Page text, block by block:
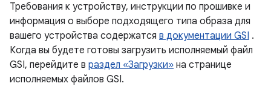
Требования к устройству, инструкции по прошивке и
информация о выборе подходящего типа образа для
вашего устройства содержатся в документации GSI .
Когда вы будете готовы загрузить исполняемый файл
GSI, перейдите в раздел «Загрузки» на странице
исполняемых файлов GSI.